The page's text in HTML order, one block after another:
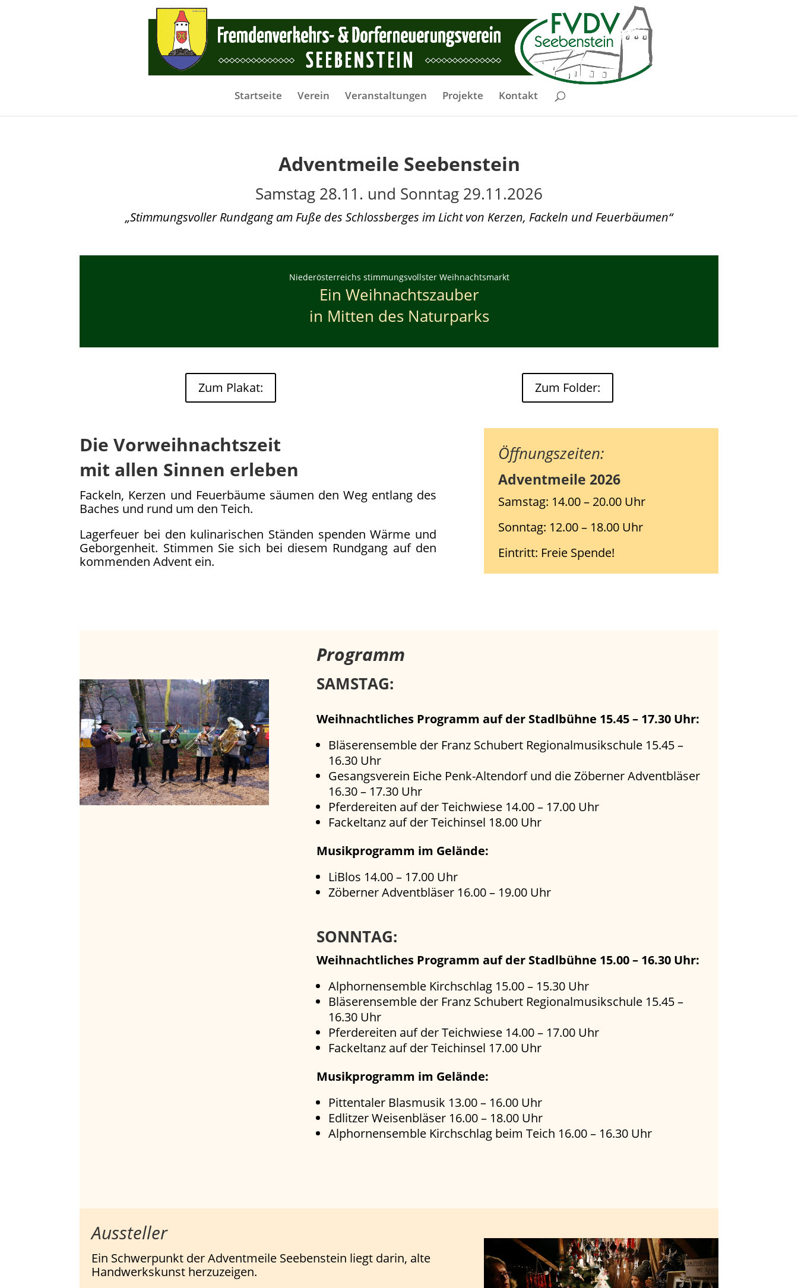
Startseite Verein Veranstaltungen Projekte Kontakt
Adventmeile Seebenstein
Samstag 28.11. und Sonntag 29.11.2026
„Stimmungsvoller Rundgang am Fuße des Schlossberges im Licht von Kerzen, Fackeln und Feuerbäumen“
Niederösterreichs stimmungsvollster Weihnachtsmarkt
Ein Weihnachtszauber
in Mitten des Naturparks
Zum Plakat: Zum Folder:
Die Vorweihnachtszeit
mit allen Sinnen erleben
Fackeln, Kerzen und Feuerbäume säumen den Weg entlang des
Baches und rund um den Teich.
Lagerfeuer bei den kulinarischen Ständen spenden Wärme und
Geborgenheit. Stimmen Sie sich bei diesem Rundgang auf den
kommenden Advent ein.
Öffnungszeiten:
Adventmeile 2026
Samstag: 14.00 – 20.00 Uhr
Sonntag: 12.00 – 18.00 Uhr
Eintritt: Freie Spende!
Programm
SAMSTAG:
Weihnachtliches Programm auf der Stadlbühne 15.45 – 17.30 Uhr:
Bläserensemble der Franz Schubert Regionalmusikschule 15.45 –
16.30 Uhr
Gesangsverein Eiche Penk-Altendorf und die Zöberner Adventbläser
16.30 – 17.30 Uhr
Pferdereiten auf der Teichwiese 14.00 – 17.00 Uhr
Fackeltanz auf der Teichinsel 18.00 Uhr
Musikprogramm im Gelände:
LiBlos 14.00 – 17.00 Uhr
Zöberner Adventbläser 16.00 – 19.00 Uhr
SONNTAG:
Weihnachtliches Programm auf der Stadlbühne 15.00 – 16.30 Uhr:
Alphornensemble Kirchschlag 15.00 – 15.30 Uhr
Bläserensemble der Franz Schubert Regionalmusikschule 15.45 –
16.30 Uhr
Pferdereiten auf der Teichwiese 14.00 – 17.00 Uhr
Fackeltanz auf der Teichinsel 17.00 Uhr
Musikprogramm im Gelände:
Pittentaler Blasmusik 13.00 – 16.00 Uhr
Edlitzer Weisenbläser 16.00 – 18.00 Uhr
Alphornensemble Kirchschlag beim Teich 16.00 – 16.30 Uhr
Aussteller
Ein Schwerpunkt der Adventmeile Seebenstein liegt darin, alte
Handwerkskunst herzuzeigen.